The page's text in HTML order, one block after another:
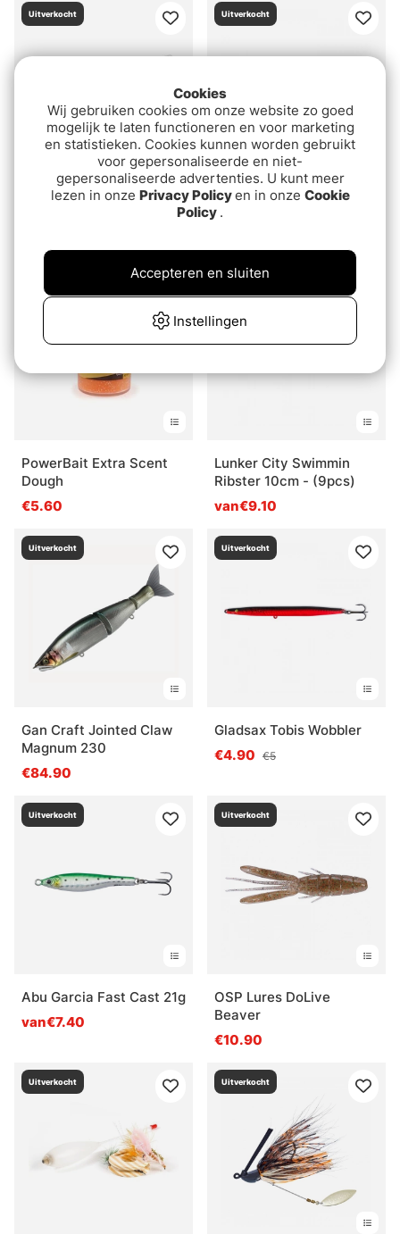
Uitverkocht
Adusta Forcemix 20,5cm,
Uitverkocht
Fish Arrow Flash J
Huddle
PowerBait Extra Scent
Dough
€5.60
Uitverkocht
Lunker City Swimmin
Ribster 10cm - (9pcs)
van€9.10
Uitverkocht
Gan Craft Jointed Claw
Magnum 230
€84.90
Uitverkocht
Gladsax Tobis Wobbler
€4.90 €5
Uitverkocht
Abu Garcia Fast Cast 21g
van€7.40
Uitverkocht
OSP Lures DoLive
Beaver
€10.90
Uitverkocht Uitverkocht
Cookies
Wij gebruiken cookies om onze website zo goed
mogelijk te laten functioneren en voor marketing
en statistieken. Cookies kunnen worden gebruikt
voor gepersonaliseerde en niet-
gepersonaliseerde advertenties. U kunt meer
lezen in onze Privacy Policyen in onze Cookie
Policy .
Instellingen
Accepteren en sluiten